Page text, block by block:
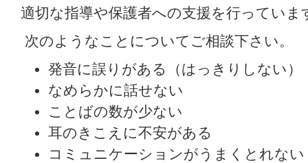
適切な指導や保護者への支援を行っていま
次のようなことについてご相談下さい。
発音に誤りがある（はっきりしない）
なめらかに話せない
ことばの数が少ない
耳のきこえに不安がある
コミュニケーションがうまくとれない